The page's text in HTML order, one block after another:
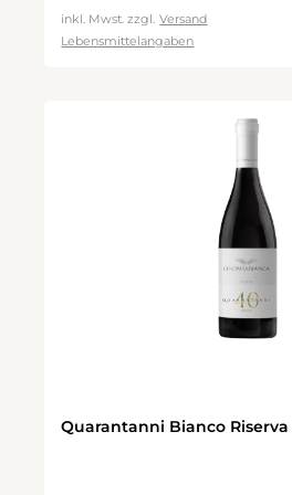
inkl. Mwst. zzgl. Versand
Lebensmittelangaben
Quarantanni Bianco Riserva